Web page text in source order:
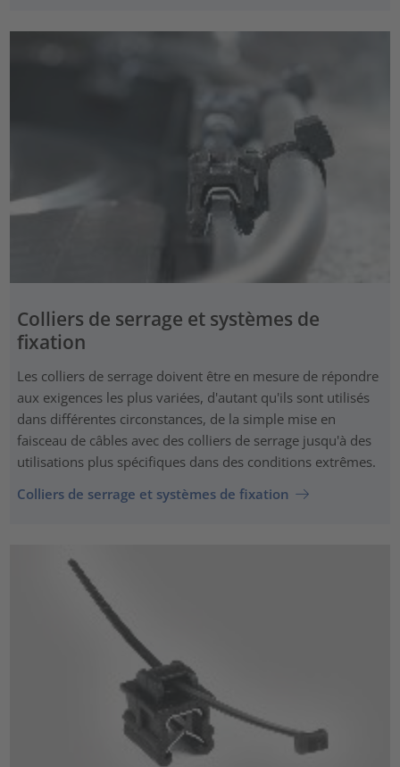
Colliers de serrage et systèmes de
fixation
Les colliers de serrage doivent être en mesure de répondre
aux exigences les plus variées, d'autant qu'ils sont utilisés
dans différentes circonstances, de la simple mise en
faisceau de câbles avec des colliers de serrage jusqu'à des
utilisations plus spécifiques dans des conditions extrêmes.
Colliers de serrage et systèmes de fixation